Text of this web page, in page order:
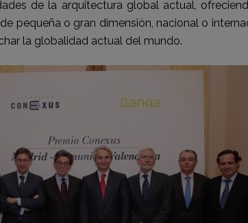
de la arquitectura global actual,
pequeña o gran dimensión, nacional o
la globalidad actual del mundo.